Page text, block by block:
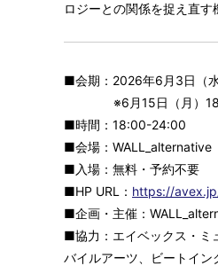
ロジーとの関係を捉え直す
■会期：2026年6月3日（
※6月15日（月）
■時間：18:00-24:00
■会場：WALL_alternative
■入場：無料・予約不要
■HP URL： https://
■企画・主催：
■協力：エイベックス・ミ
バイルアーツ、ビートイン